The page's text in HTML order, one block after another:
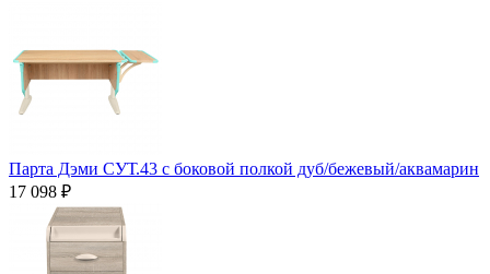
Парта Дэми СУТ.43 с боковой полкой дуб/бежевый/аквамарин
17 098 ₽